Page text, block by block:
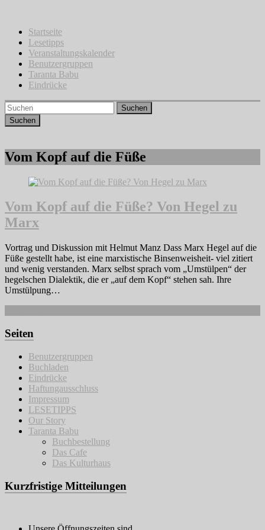
springenStartseite
Lesetipps
Veranstaltungskalender
Benutzergruppen
Taranta Babu
Eindrücke
Suchen
Vom Kopf auf die Füße
Vom Kopf auf die Füße? Von Hegel zu
Marx
Vortrag und Diskussion mit Helmut Manz Dass Marx Hegel auf die
Füße gestellt habe, ist eine marxistische Binsenweisheit- viel zitiert
und wenig verstanden. Marx selbst sprach vom „Umstülpen“ der
hegelschen Dialektik, die er „auf dem Kopf“ stehen sah. Ihre
Umstülpung…
Seiten
Benutzergruppen
Buchladen
Eindrücke
Haftungausschluss
Impressum
LESETIPPS
Our Story
Taranta Babu
Buchbestellung
Das Cafe
Das Kulturhaus
Kurzfristige Mitteilungen